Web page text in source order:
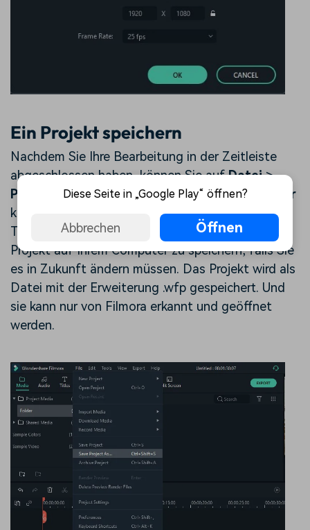
Ein Projekt speichern
Nachdem Sie Ihre Bearbeitung in der Zeitleiste
abgeschlossen haben, können Sie aufDatei>
Projekt speichernoderProjekt speichern unter
klicken,
oder verwenden Sie die
Tastenkombination Strg+S, um das bearbeitete
Projekt auf Ihrem Computer zu speichern, falls Sie
es in Zukunft ändern müssen. Das Projekt wird als
Datei mit der Erweiterung .wfp gespeichert. Und
sie kann nur von Filmora erkannt und geöffnet
werden.
Diese Seite in „Google Play“ öffnen?
Abbrechen Öffnen